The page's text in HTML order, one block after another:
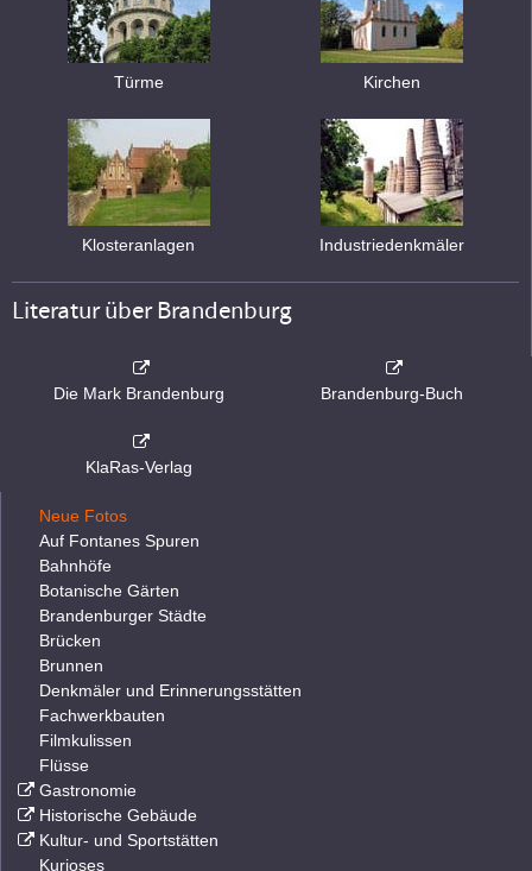
Türme Kirchen
Klosteranlagen Industriedenkmäler
Literatur über Brandenburg
Die Mark Brandenburg Brandenburg-Buch
KlaRas-Verlag
Neue Fotos
Auf Fontanes Spuren
Bahnhöfe
Botanische Gärten
Brandenburger Städte
Brücken
Brunnen
Denkmäler und Erinnerungsstätten
Fachwerkbauten
Filmkulissen
Flüsse
Gastronomie
Historische Gebäude
Kultur- und Sportstätten
Kurioses